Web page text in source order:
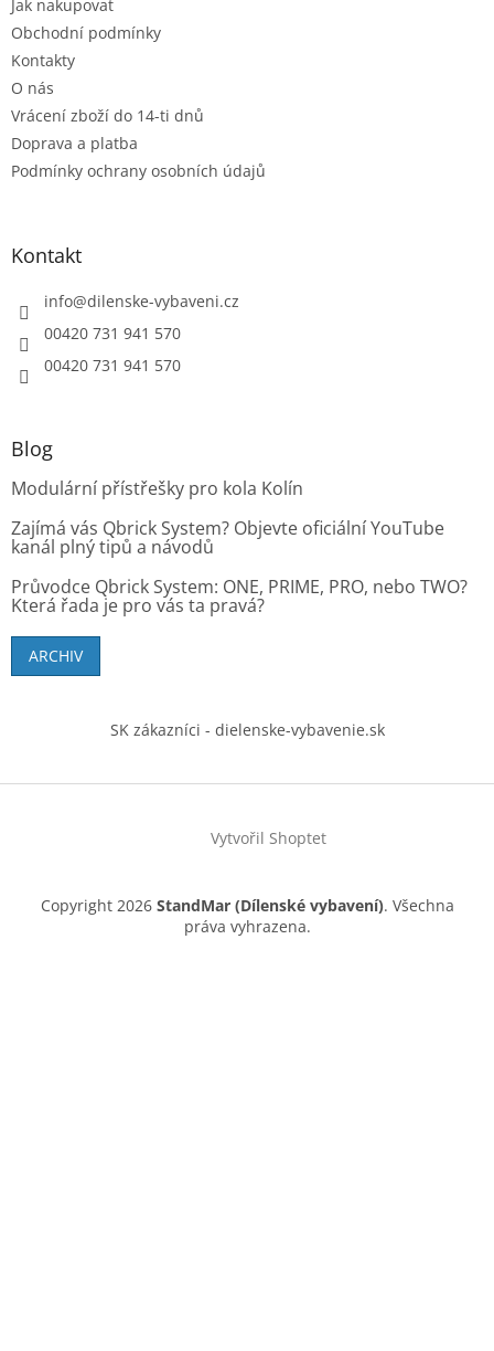
Jak nakupovat
Obchodní podmínky
Kontakty
O nás
Vrácení zboží do 14-ti dnů
Doprava a platba
Podmínky ochrany osobních údajů
Kontakt
info@dilenske-vybaveni.cz
00420 731 941 570
00420 731 941 570
Blog
Modulární přístřešky pro kola Kolín
Zajímá vás Qbrick System? Objevte oficiální YouTube
kanál plný tipů a návodů
Průvodce Qbrick System: ONE, PRIME, PRO, nebo TWO?
Která řada je pro vás ta pravá?
ARCHIV
SK zákazníci - dielenske-vybavenie.sk
Vytvořil Shoptet
Copyright 2026 StandMar (Dílenské vybavení). Všechna
práva vyhrazena.